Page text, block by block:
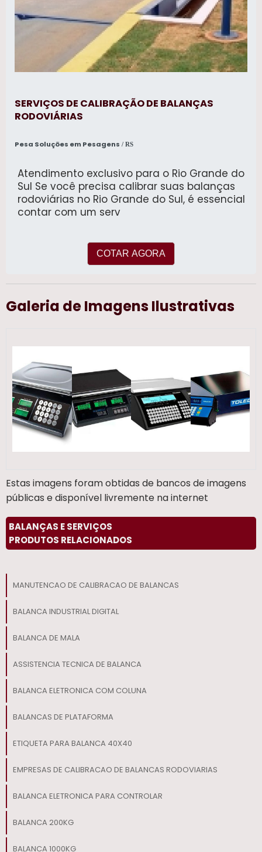
SERVIÇOS DE CALIBRAÇÃO DE BALANÇAS
RODOVIÁRIAS
Pesa Soluções em Pesagens / RS
Atendimento exclusivo para o Rio Grande do
Sul Se você precisa calibrar suas balanças
rodoviárias no Rio Grande do Sul, é essencial
contar com um serv
COTAR AGORA
Galeria de Imagens Ilustrativas
Estas imagens foram obtidas de bancos de imagens
públicas e disponível livremente na internet
BALANÇAS E SERVIÇOS
PRODUTOS RELACIONADOS
MANUTENCAO DE CALIBRACAO DE BALANCAS
BALANCA INDUSTRIAL DIGITAL
BALANCA DE MALA​
ASSISTENCIA TECNICA DE BALANCA
BALANCA ELETRONICA COM COLUNA
BALANCAS DE PLATAFORMA
ETIQUETA PARA BALANCA 40X40
EMPRESAS DE CALIBRACAO DE BALANCAS RODOVIARIAS
BALANCA ELETRONICA PARA CONTROLAR
BALANCA 200KG
BALANCA 1000KG